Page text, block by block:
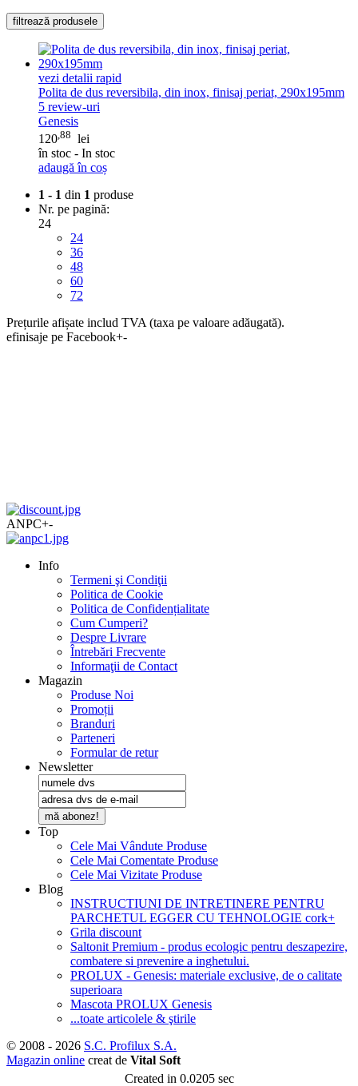
filtrează produsele
vezi detalii rapid
Polita de dus reversibila, din inox, finisaj periat, 290x195mm
5 review-uri
Genesis
120 ,88 lei
în stoc - In stoc
adaugă în coș
1 - 1 din 1 produse
Nr. pe pagină:
24
24
36
48
60
72
Prețurile afișate includ TVA (taxa pe valoare adăugată).
efinisaje pe Facebook+-
ANPC+-
Info
Termeni şi Condiţii
Politica de Cookie
Politica de Confidențialitate
Cum Cumperi?
Despre Livrare
Întrebări Frecvente
Informaţii de Contact
Magazin
Produse Noi
Promoții
Branduri
Parteneri
Formular de retur
Newsletter
mă abonez!
Top
Cele Mai Vândute Produse
Cele Mai Comentate Produse
Cele Mai Vizitate Produse
Blog
INSTRUCTIUNI DE INTRETINERE PENTRU
PARCHETUL EGGER CU TEHNOLOGIE cork+
Grila discount
Saltonit Premium - produs ecologic pentru deszapezire,
combatere si prevenire a inghetului.
PROLUX - Genesis: materiale exclusive, de o calitate
superioara
Mascota PROLUX Genesis
...toate articolele & ştirile
© 2008 - 2026 S.C. Profilux S.A.
Magazin online creat de Vital Soft
Created in 0.0205 sec